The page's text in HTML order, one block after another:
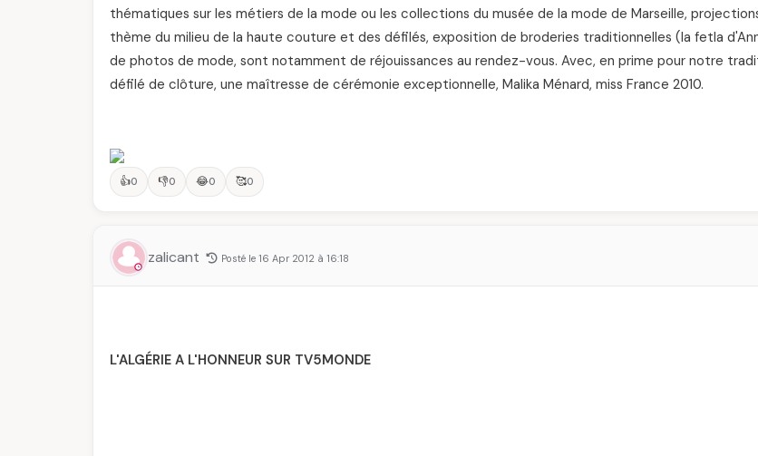
thématiques sur les métiers de la mode ou les collections du musée de la mode de Marseille,
thème du milieu de la haute couture et des défilés, exposition de broderies traditionnelles (la fetla
de photos de mode, sont notamment de réjouissances au rendez-vous. Avec, en prime pour notre
défilé de clôture, une maîtresse de cérémonie exceptionnelle, Malika Ménard, miss France 2010.
👍0 👎0 😂0 🥰0
zalicant Posté le 16 Apr 2012 à 16:18
L'ALGÉRIE A L'HONNEUR SUR TV5MONDE